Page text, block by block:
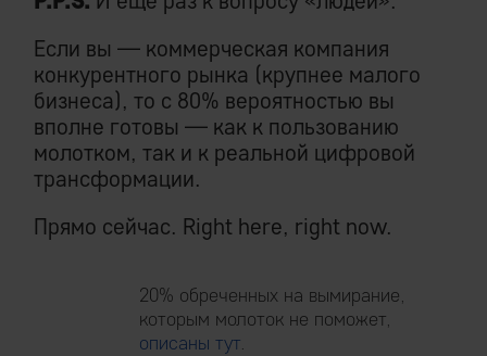
Если вы — коммерческая компания
конкурентного рынка (крупнее малого
бизнеса), то с 80% вероятностью вы
вполне готовы — как к пользованию
молотком, так и к реальной цифровой
трансформации.
Прямо сейчас. Right here, right now.
20% обреченных на вымирание,
которым молоток не поможет,
описаны тут.